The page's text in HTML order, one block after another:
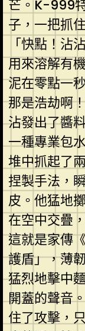
芒。K-999
子，一把抓
「快點！沾
用來溶解有
泥在零點一
那是浩劫啊
沾發出了醬
一種專業包
堆中抓起了
捏製手法，
皮。他猛地
在空中交疊
這就是家傳
護盾」，薄
猛烈地擊中
開蓋的聲音
住了攻擊，